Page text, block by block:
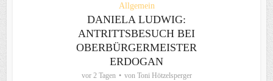
Allgemein
DANIELA LUDWIG:
ANTRITTSBESUCH BEI
OBERBÜRGERMEISTER
ERDOGAN
vor 2 Tagen von Toni Hötzelsperger